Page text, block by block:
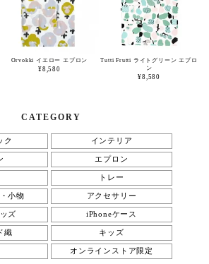
Orvokki イエロー エプロン
¥8,580
Tutti Frutti ライトグリーン エプロ
ン
¥8,580
CATEGORY
ク インテリア
エプロン
トレー
小物 アクセサリー
ズ iPhoneケース
織 キッズ
オンラインストア限定